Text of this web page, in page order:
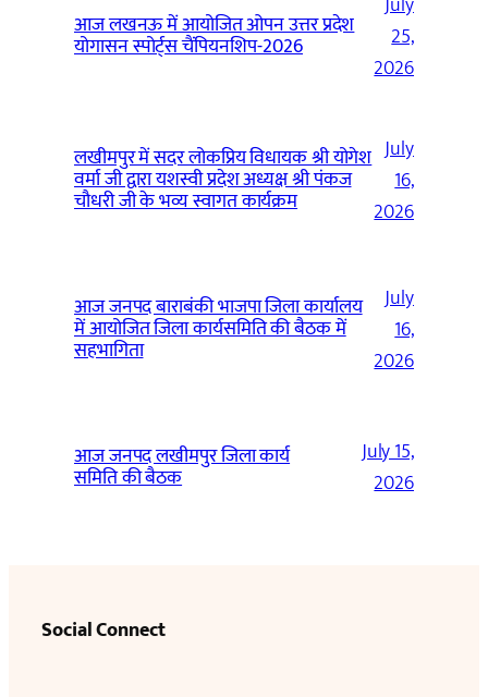
आज लखनऊ में आयोजित ओपन उत्तर प्रदेश
योगासन स्पोर्ट्स चैंपियनशिप-2026
25,
2026
लखीमपुर में सदर लोकप्रिय विधायक श्री योगेश
वर्मा जी द्वारा यशस्वी प्रदेश अध्यक्ष श्री पंकज
चौधरी जी के भव्य स्वागत कार्यक्रम
July
16,
2026
आज जनपद बाराबंकी भाजपा जिला कार्यालय
में आयोजित जिला कार्यसमिति की बैठक में
सहभागिता
July
16,
2026
आज जनपद लखीमपुर जिला कार्य
समिति की बैठक
July 15,
2026
Social Connect